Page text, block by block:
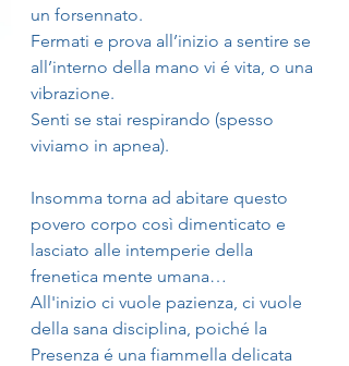
un forsennato.
Fermati e prova all’inizio a sentire se
all’interno della mano vi é vita, o una
vibrazione.
Senti se stai respirando (spesso
viviamo in apnea).
Insomma torna ad abitare questo
povero corpo così dimenticato e
lasciato alle intemperie della
frenetica mente umana…
All'inizio ci vuole pazienza, ci vuole
della sana disciplina, poiché la
Presenza é una fiammella delicata